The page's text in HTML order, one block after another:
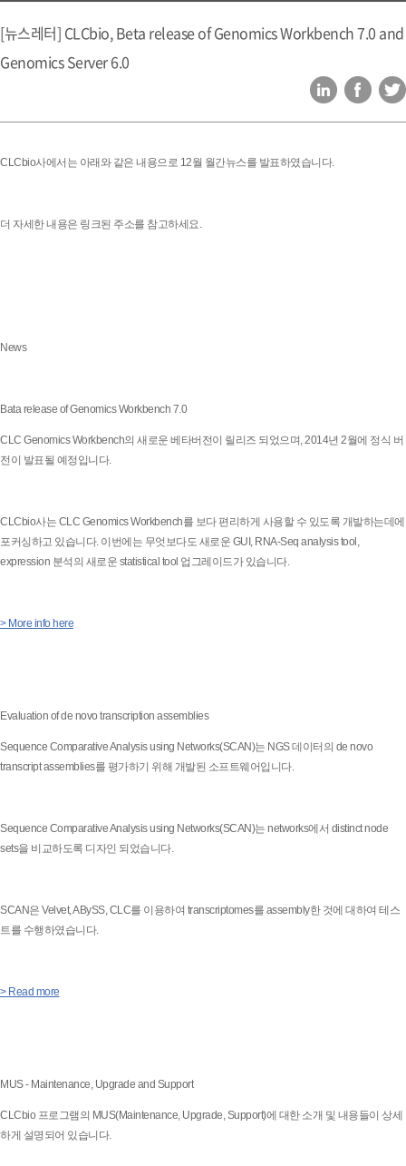
[뉴스레터] CLCbio, Beta release of Genomics Workbench 7.0 and
Genomics Server 6.0
CLCbio사에서는 아래와 같은 내용으로 12월 월간뉴스를 발표하였습니다.
더 자세한 내용은 링크된 주소를 참고하세요.
News
Bata release of Genomics Workbench 7.0
CLC Genomics Workbench의 새로운 베타버전이 릴리즈 되었으며, 2014년 2월에 정식 버
전이 발표될 예정입니다.
CLCbio사는 CLC Genomics Workbench를 보다 편리하게 사용할 수 있도록 개발하는데에
포커싱하고 있습니다. 이번에는 무엇보다도 새로운 GUI, RNA-Seq analysis tool,
expression 분석의 새로운 statistical tool 업그레이드가 있습니다.
> More info here
Evaluation of de novo transcription assemblies
Sequence Comparative Analysis using Networks(SCAN)는 NGS 데이터의 de novo
transcript assemblies를 평가하기 위해 개발된 소프트웨어입니다.
Sequence Comparative Analysis using Networks(SCAN)는 networks에서 distinct node
sets을 비교하도록 디자인 되었습니다.
SCAN은 Velvet, ABySS, CLC를 이용하여 transcriptomes를 assembly한 것에 대하여 테스
트를 수행하였습니다.
> Read more
MUS - Maintenance, Upgrade and Support
CLCbio 프로그램의 MUS(Maintenance, Upgrade, Support)에 대한 소개 및 내용들이 상세
하게 설명되어 있습니다.